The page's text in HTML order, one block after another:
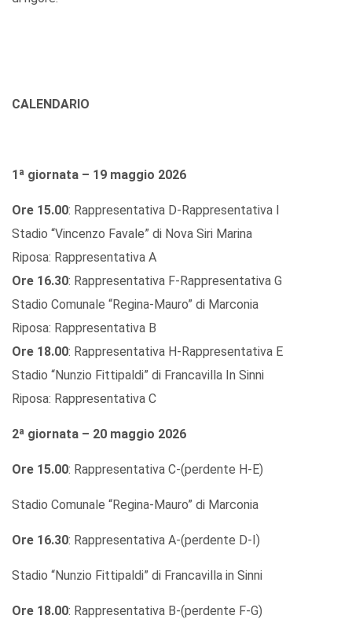
CALENDARIO
1ª giornata – 19 maggio 2026
Ore 15.00: Rappresentativa D-Rappresentativa I
Stadio “Vincenzo Favale” di Nova Siri Marina
Riposa: Rappresentativa A
Ore 16.30: Rappresentativa F-Rappresentativa G
Stadio Comunale “Regina-Mauro” di Marconia
Riposa: Rappresentativa B
Ore 18.00: Rappresentativa H-Rappresentativa E
Stadio “Nunzio Fittipaldi” di Francavilla In Sinni
Riposa: Rappresentativa C
2ª giornata – 20 maggio 2026
Ore 15.00: Rappresentativa C-(perdente H-E)
Stadio Comunale “Regina-Mauro” di Marconia
Ore 16.30: Rappresentativa A-(perdente D-I)
Stadio “Nunzio Fittipaldi” di Francavilla in Sinni
Ore 18.00: Rappresentativa B-(perdente F-G)